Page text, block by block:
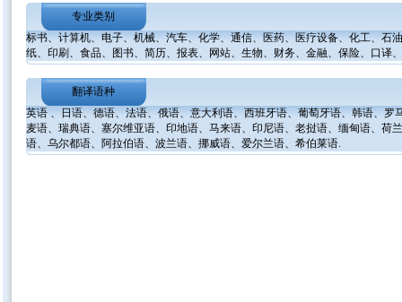
专业类别
标书、计算机、电子、机械、汽车、化学、通信、医药、医疗设备、化工、石油
纸、 印刷 、 食品、 图书、 简历、 报表、 网站、 生物、 财务、 金融、 保险、 口译、
翻译语种
英语、日语、德语、法语、俄语、意大利语、西班牙语、葡萄牙语、韩语、罗
麦语、 瑞典语、 塞尔维亚语、 印地语、 马来语、 印尼语、 老挝语、 缅甸语、 荷
语、 乌尔都语、 阿拉伯语、 波兰语、 挪威语、 爱尔兰语、 希伯莱语.